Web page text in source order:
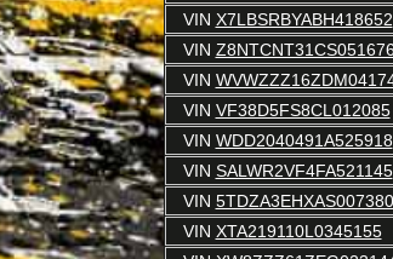
VIN X7LBSRBYABH418652
VIN Z8NTCNT31CS051676
VIN
VIN VF38D5FS8CL012085
VIN WDD2040491A525918
VIN SALWR2VF4FA521145
VIN 5TDZA3EHXAS007380
VIN XTA219110L0345155